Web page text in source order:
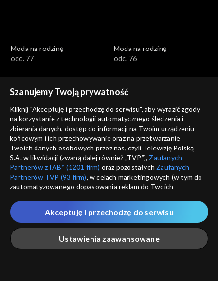
Moda na rodzinę
odc. 77
Moda na rodzinę
odc. 76
Moda na rodzinę
odc. 75
Moda na rodzinę
odc. 74
Moda na rodzinę
odc. 73
Moda na rodzinę
odc. 72
Szanujemy Twoją prywatność
Kliknij "Akceptuję i przechodzę do serwisu", aby wyrazić zgody
na korzystanie z technologii automatycznego śledzenia i
zbierania danych, dostęp do informacji na Twoim urządzeniu
końcowym i ich przechowywanie oraz na przetwarzanie
Twoich danych osobowych przez nas, czyli Telewizję Polską
S.A. w likwidacji (zwaną dalej również „TVP”), Zaufanych
Partnerów z IAB* (1201 firm) oraz pozostałych Zaufanych
Partnerów TVP (93 firm), w celach marketingowych (w tym do
zautomatyzowanego dopasowania reklam do Twoich
które wskazujemy poniżej, a także zgody na udostępnianie
przez nas identyfikatora PPID do Google.
Twoje dane osobowe zbierane podczas odwiedzania przez
Ciebie naszych
poszczególnych serwisówzwanych dalej
„Portalem”, w tym informacje zapisywane za pomocą
Ustawienia zaawansowane
Akceptuję i przechodzę do serwisu